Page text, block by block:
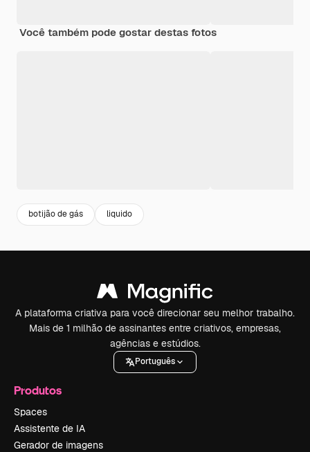
Você também pode gostar destas fotos
botijão de gás liquido
A plataforma criativa para você direcionar seu melhor trabalho.
Mais de 1 milhão de assinantes entre criativos, empresas,
agências e estúdios.
Português
Produtos
Spaces
Assistente de IA
Gerador de imagens